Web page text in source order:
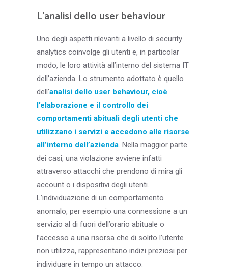
L’analisi dello user behaviour
Uno degli aspetti rilevanti a livello di security
analytics coinvolge gli utenti e, in particolar
modo, le loro attività all’interno del sistema IT
dell’azienda. Lo strumento adottato è quello
dell’analisi dello user behaviour, cioè
l’elaborazione e il controllo dei
comportamenti abituali degli utenti che
utilizzano i servizi e accedono alle risorse
all’interno dell’azienda. Nella maggior parte
dei casi, una violazione avviene infatti
attraverso attacchi che prendono di mira gli
account o i dispositivi degli utenti.
L’individuazione di un comportamento
anomalo, per esempio una connessione a un
servizio al di fuori dell’orario abituale o
l’accesso a una risorsa che di solito l’utente
non utilizza, rappresentano indizi preziosi per
individuare in tempo un attacco.